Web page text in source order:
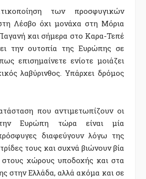
των προσφυγικών
Λέσβο όχι μονάχα στη Μόρια
και σήμερα στο Καρα-Τεπέ
την ουτοπία της Ευρώπης σε
επισημαίνετε ενίοτε μοιάζει
λαβύρινθος. Υπάρχει δρόμος
που αντιμετωπίζουν οι
Ευρώπη τώρα είναι μία
διαφεύγουν λόγω της
τους και συχνά βιώνουν βία
χώρους υποδοχής και στα
στην Ελλάδα, αλλά ακόμα και σε